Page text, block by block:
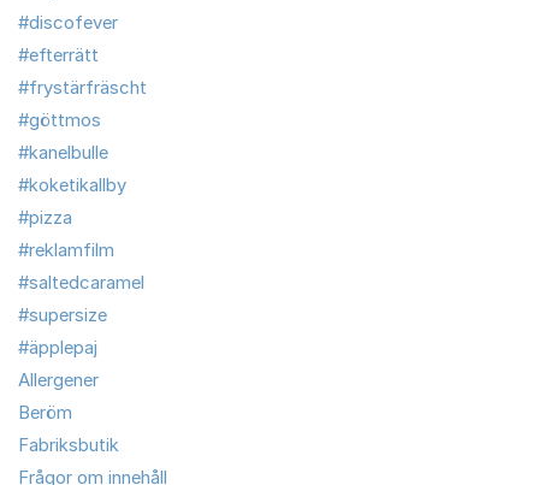
#discofever
#efterrätt
#frystärfräscht
#göttmos
#kanelbulle
#koketikallby
#pizza
#reklamfilm
#saltedcaramel
#supersize
#äpplepaj
Allergener
Beröm
Fabriksbutik
Frågor om innehåll